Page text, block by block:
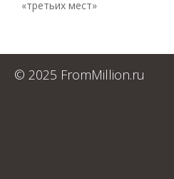
«третьих мест»
© 2025 FromMillion.ru